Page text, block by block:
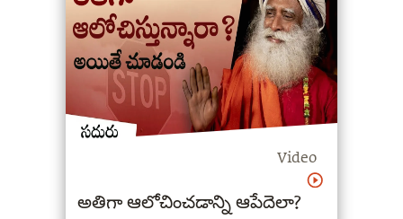
Video
అతిగా ఆలోచించడాన్ని ఆపేదెలా?